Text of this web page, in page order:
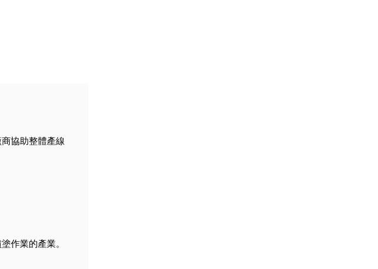
協助整體產線
作業的產業。